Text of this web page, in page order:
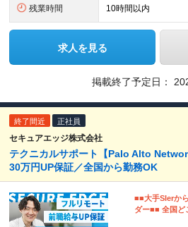
残業時間 10時間以内
求人を見る
掲載終了予定日：
終了間近 正社員
セキュアエッジ株式会社
テクニカルサポート【Palo Alto
30万円UP保証／全国から勤務OK
■■大手SIerか
ダー■■ 全国